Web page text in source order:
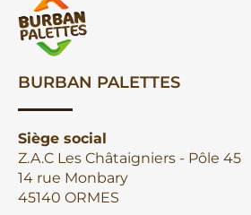
BURBAN PALETTES
Siège social
Z.A.C Les Châtaigniers - Pôle 45
14 rue Monbary
45140 ORMES